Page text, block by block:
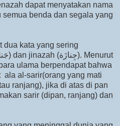
dapat menyatakan nama
benda dan segala yang
dua kata yang sering
ulama berpendapat bahwa
al-sarir(orang yang mati
ranjang), jika di atas di pan
sarir (dipan, ranjang) dan